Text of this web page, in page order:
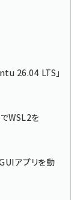
26.04 LTS」
WSL2を
アプリを動